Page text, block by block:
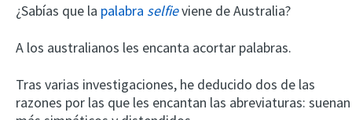
¿Sabías que la palabra selfieviene de Australia?
A los australianos les encanta acortar palabras.
Tras varias investigaciones, he deducido dos de las
razones por las que les encantan las abreviaturas: suenan